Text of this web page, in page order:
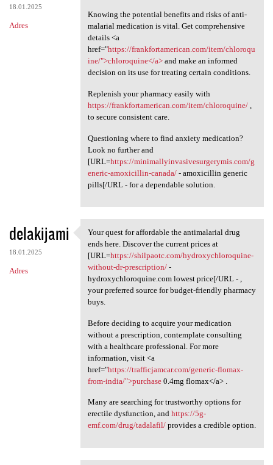
18.01.2025
Adres
Knowing the potential benefits and risks of anti-
malarial medication is vital. Get comprehensive
details <a
href="https://frankfortamerican.com/item/chloroqu
ine/">chloroquine</a>and make an informed
decision on its use for treating certain conditions.
Replenish your pharmacy easily with
https://frankfortamerican.com/item/chloroquine/,
to secure consistent care.
Questioning where to find anxiety medication?
Look no further and
[URL=https://minimallyinvasivesurgerymis.com/g
eneric-amoxicillin-canada/- amoxicillin generic
pills[/URL - for a dependable solution.
delakijami
18.01.2025
Adres
Your quest for affordable the
Your quest for affordable the antimalarial drug
ends here. Discover the current prices at
[URL=https://shilpaotc.com/hydroxychloroquine-
without-dr-prescription/-
hydroxychloroquine.com lowest price[/URL - ,
your preferred source for budget-friendly pharmacy
buys.
Before deciding to acquire your medication
without a prescription, contemplate consulting
with a healthcare professional. For more
information, visit <a
href="https://trafficjamcar.com/generic-flomax-
from-india/">purchase0.4mg flomax</a> .
Many are searching for trustworthy options for
erectile dysfunction, and https://5g-
emf.com/drug/tadalafil/provides a credible option.